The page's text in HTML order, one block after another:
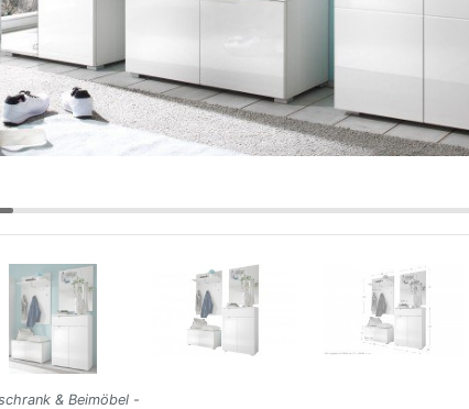
- Angebot ohne Deko, Hochschrank & Beimöbel -